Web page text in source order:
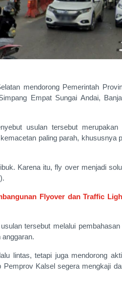
mendorong Pemerintah
Empat Sungai Andai,
usulan tersebut merupakan
paling parah, khususnya
Karena itu, fly over menjadi
Flyover dan Traffic
tersebut melalui pembahasan
lintas, tetapi juga mendorong
Kalsel segera mengkaji